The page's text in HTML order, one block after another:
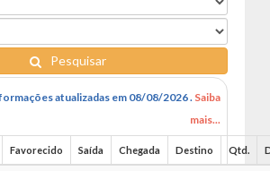
Pesquisar
atualizadas em 08/08/2026 . Saiba
mais...
Favorecido Saída Chegada Destino Qtd.